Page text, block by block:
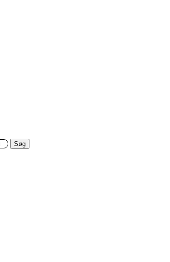
Søg